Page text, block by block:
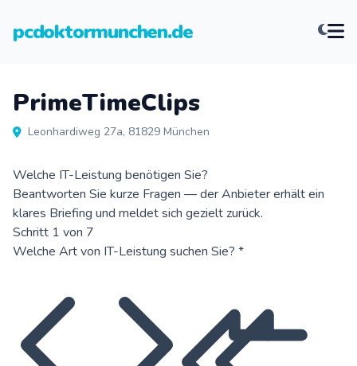
pcdoktormunchen.de
PrimeTimeClips
Leonhardiweg 27a, 81829 München
Welche IT-Leistung benötigen Sie?
Beantworten Sie kurze Fragen — der Anbieter erhält ein
klares Briefing und meldet sich gezielt zurück.
Schritt 1 von 7
Welche Art von IT-Leistung suchen Sie? *